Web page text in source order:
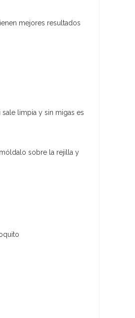
mejores resultados
limpia y sin migas es
sobre la rejilla y